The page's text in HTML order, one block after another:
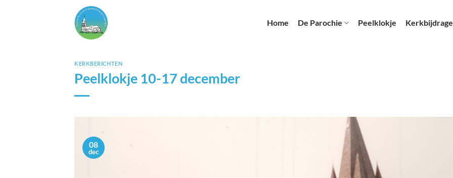
Home De Parochie Peelklokje Kerkbijdrage
KERKBERICHTEN
Peelklokje 10-17 december
08
dec